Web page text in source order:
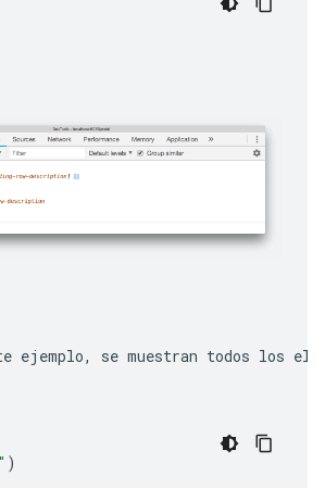
ejemplo, se muestran todos los
)